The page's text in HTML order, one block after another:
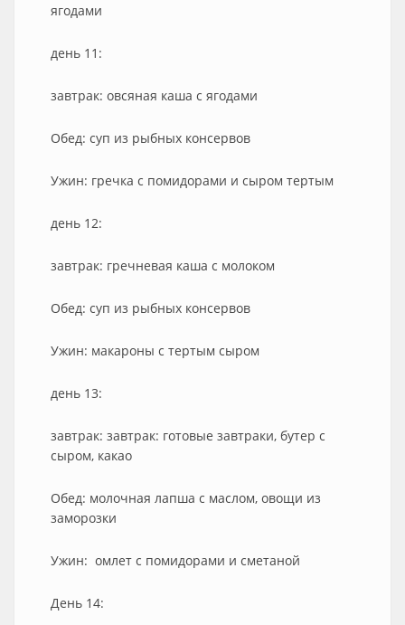
ягодами
день 11:
завтрак: овсяная каша с ягодами
Обед: суп из рыбных консервов
Ужин: гречка с помидорами и сыром тертым
день 12:
завтрак: гречневая каша с молоком
Обед: суп из рыбных консервов
Ужин: макароны с тертым сыром
день 13:
завтрак: завтрак: готовые завтраки, бутер с
сыром, какао
Обед: молочная лапша с маслом, овощи из
заморозки
Ужин: омлет с помидорами и сметаной
День 14: